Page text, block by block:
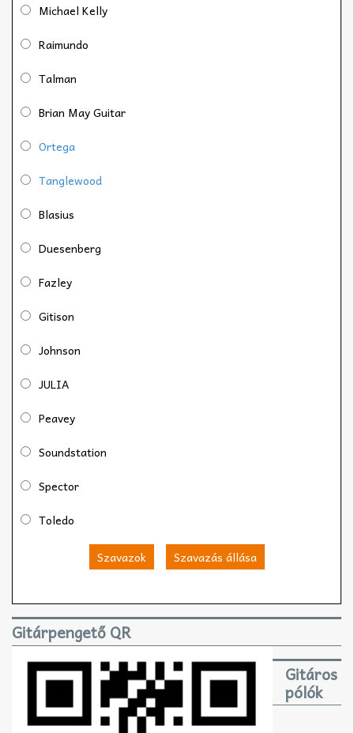
Michael Kelly
Raimundo
Talman
Brian May Guitar
Ortega
Tanglewood
Blasius
Duesenberg
Fazley
Gitison
Johnson
JULIA
Peavey
Soundstation
Spector
Toledo
Szavazok Szavazás állása
Gitárpengető QR
Gitáros
pólók